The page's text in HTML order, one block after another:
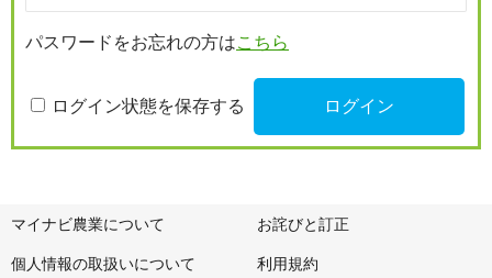
パスワードをお忘れの方はこちら
ログイン状態を保存する
マイナビ農業について お詫びと訂正
個人情報の取扱いについて 利用規約